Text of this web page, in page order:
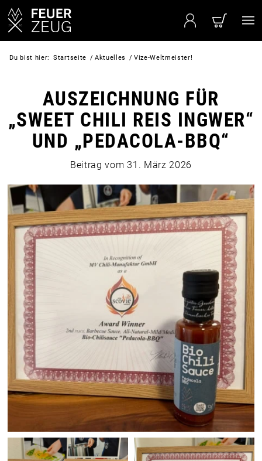
Du bist hier: Startseite / Aktuelles / Vize-Weltmeister!
AUSZEICHNUNG FÜR
„SWEET CHILI REIS INGWER“
UND „PEDACOLA-BBQ“
Beitrag vom 31. März 2026